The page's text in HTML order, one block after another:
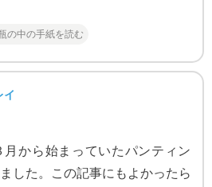
の中の手紙を読む
から始まっていたパンティン
した。この記事にもよかったら